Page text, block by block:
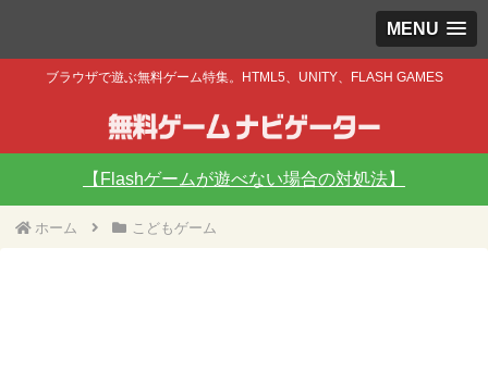
MENU
ブラウザで遊ぶ無料ゲーム特集。HTML5、UNITY、FLASH GAMES
【Flashゲームが遊べない場合の対処法】
ホーム こどもゲーム